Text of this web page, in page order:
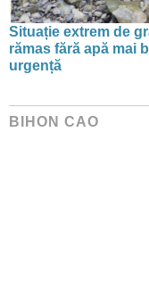
Situație extrem de
rămas fără apă mai
urgență
BIHON CAO